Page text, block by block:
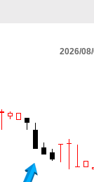
2026/